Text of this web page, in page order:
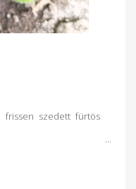
frissen szedett fürtös